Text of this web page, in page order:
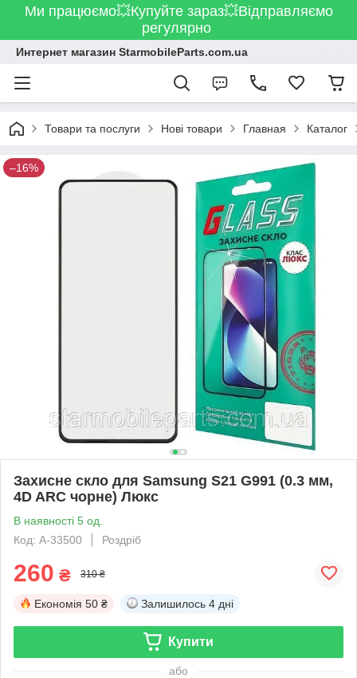
Ми працюємо💥Купуйте зараз💥Відправляємо
регулярно
Интернет магазин StarmobileParts.com.ua
Товари та послуги Нові товари Главная Каталог
–16%
Захисне скло для Samsung S21 G991 (0.3 мм,
4D ARC чорне) Люкс
В наявності 5 од.
Код: A-33500
Роздріб
260 ₴ 310 ₴
Економія 50 ₴ Залишилось 4 дні
Купити
або